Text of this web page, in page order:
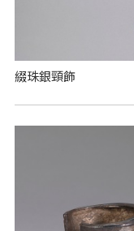
綴珠銀頸飾